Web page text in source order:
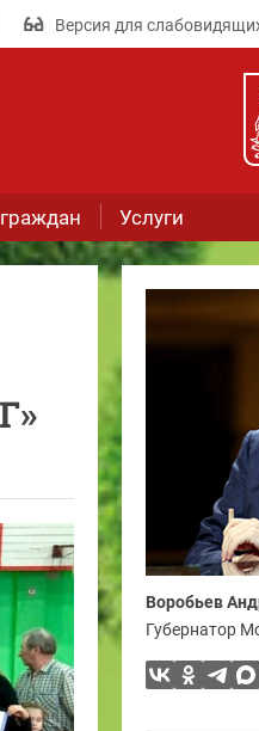
Версия для
Услуги
Воробьев
Губернатор